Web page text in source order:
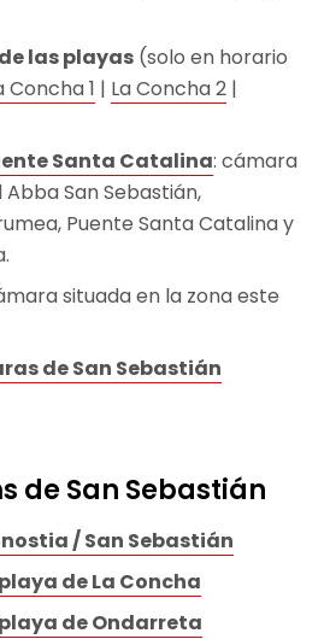
las playas (solo en horario
Concha 1 | La Concha 2 |
Santa Catalina: cámara
San Sebastián,
Puente Santa Catalina y
situada en la zona este
de San Sebastián
de San Sebastián
/ San Sebastián
de La Concha
de Ondarreta